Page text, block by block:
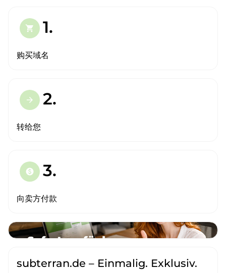
shopping_cart 1.
购买域名
arrow_forward 2.
转给您
paid 3.
向卖方付款
subterran.de – Einmalig. Exklusiv.